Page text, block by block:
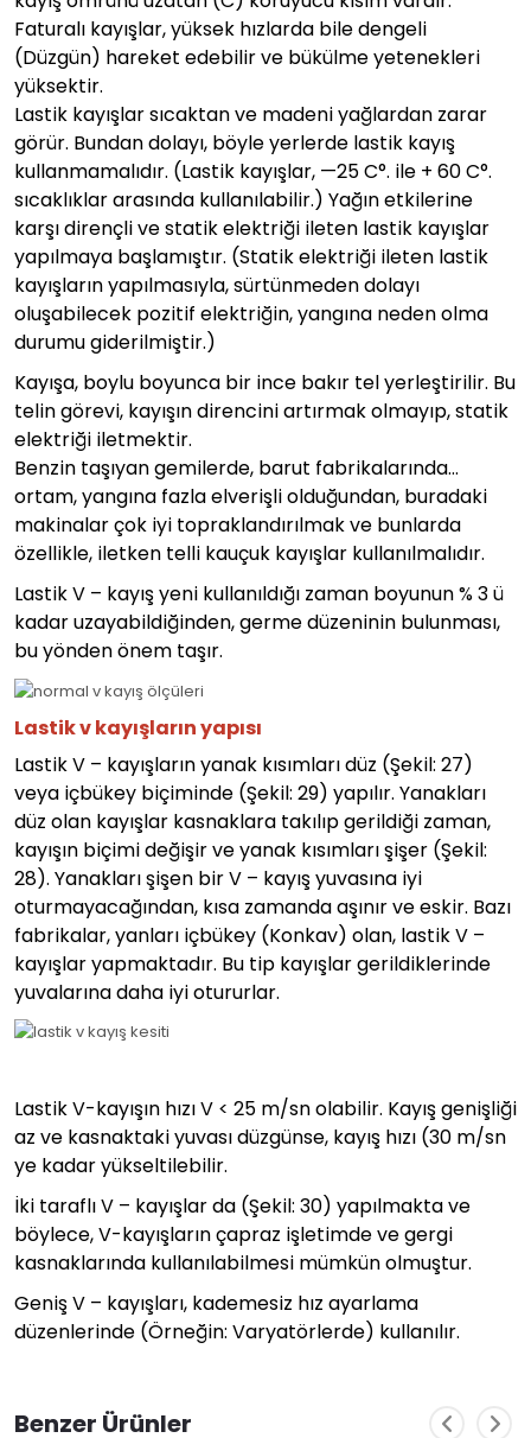
Faturalı kayışlar, yüksek hızlarda bile dengeli
(Düzgün) hareket edebilir ve bükülme yetenekleri
yüksektir.
Lastik kayışlar sıcaktan ve madeni yağlardan zarar
görür. Bundan dolayı, böyle yerlerde lastik kayış
kullanmamalıdır. (Lastik kayışlar, —25 C°. ile + 60 C°.
sıcaklıklar arasında kullanılabilir.) Yağın etkilerine
karşı dirençli ve statik elektriği ileten lastik kayışlar
yapılmaya başlamıştır. (Statik elektriği ileten lastik
kayışların yapılmasıyla, sürtünmeden dolayı
oluşabilecek pozitif elektriğin, yangına neden olma
durumu giderilmiştir.)
Kayışa, boylu boyunca bir ince bakır tel yerleştirilir. Bu
telin görevi, kayışın direncini artırmak olmayıp, statik
elektriği iletmektir.
Benzin taşıyan gemilerde, barut fabrikalarında…
ortam, yangına fazla elverişli olduğundan, buradaki
makinalar çok iyi topraklandırılmak ve bunlarda
özellikle, iletken telli kauçuk kayışlar kullanılmalıdır.
Lastik V – kayış yeni kullanıldığı zaman boyunun % 3 ü
kadar uzayabildiğinden, germe düzeninin bulunması,
bu yönden önem taşır.
Lastik v kayışların yapısı
Lastik V – kayışların yanak kısımları düz (Şekil: 27)
veya içbükey biçiminde (Şekil: 29) yapılır. Yanakları
düz olan kayışlar kasnaklara takılıp gerildiği zaman,
kayışın biçimi değişir ve yanak kısımları şişer (Şekil:
28). Yanakları şişen bir V – kayış yuvasına iyi
oturmayacağından, kısa zamanda aşınır ve eskir. Bazı
fabrikalar, yanları içbükey (Konkav) olan, lastik V –
kayışlar yapmaktadır. Bu tip kayışlar gerildiklerinde
yuvalarına daha iyi otururlar.
Lastik V-kayışın hızı V < 25 m/sn olabilir. Kayış genişliği
az ve kasnaktaki yuvası düzgünse, kayış hızı (30 m/sn
ye kadar yükseltilebilir.
İki taraflı V – kayışlar da (Şekil: 30) yapılmakta ve
böylece, V-kayışların çapraz işletimde ve gergi
kasnaklarında kullanılabilmesi mümkün olmuştur.
Geniş V – kayışları, kademesiz hız ayarlama
düzenlerinde (Örneğin: Varyatörlerde) kullanılır.
Benzer Ürünler